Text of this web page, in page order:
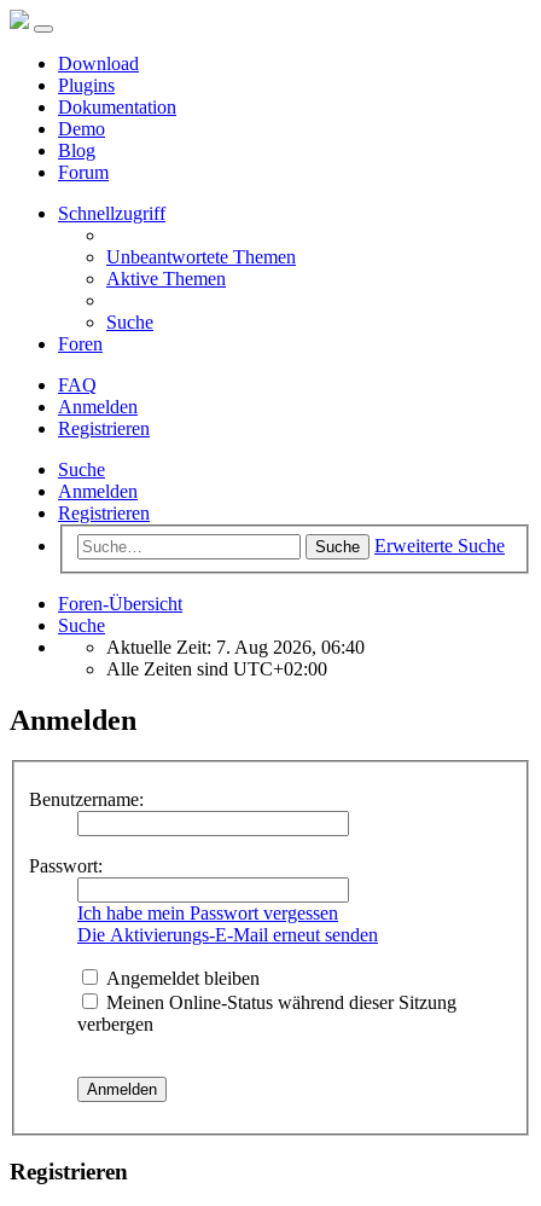
Download
Plugins
Dokumentation
Demo
Blog
Forum
Schnellzugriff
Unbeantwortete Themen
Aktive Themen
Suche
Foren
FAQ
Anmelden
Registrieren
Suche
Anmelden
Registrieren
Suche Erweiterte Suche
Foren-Übersicht
Suche
Aktuelle Zeit: 7. Aug 2026, 06:40
Alle Zeiten sind UTC+02:00
Anmelden
Benutzername:
Passwort:
Ich habe mein Passwort vergessen
Die Aktivierungs-E-Mail erneut senden
Angemeldet bleiben
Meinen Online-Status während dieser Sitzung
verbergen
Registrieren